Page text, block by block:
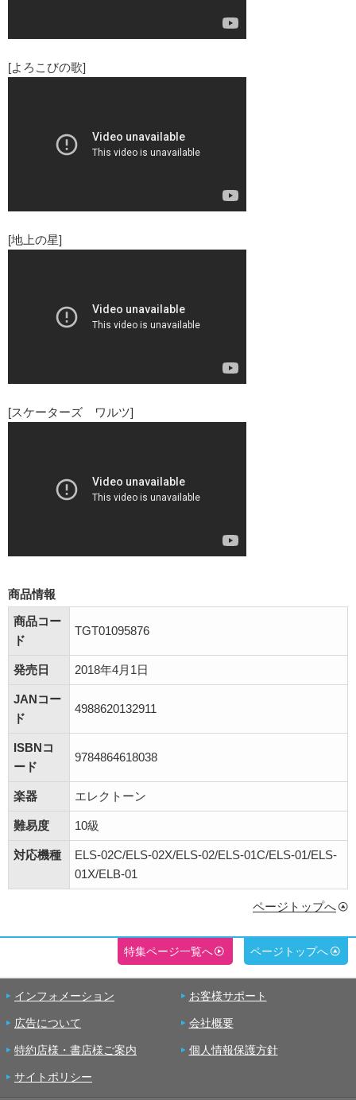
[よろこびの歌]
[地上の星]
[スケーターズ ワルツ]
商品情報
商品コー
ド
TGT01095876
発売日 2018年4月1日
JANコー
ド
4988620132911
ISBNコ
ード
9784864618038
楽器 エレクトーン
難易度 10級
対応機種
ELS-02C/ELS-02X/ELS-02/ELS-01C/ELS-01/ELS-
01X/ELB-01
ページトップへ
特集ページ一覧へ ページトップへ
インフォメーション お客様サポート
広告について 会社概要
特約店様・書店様ご案内 個人情報保護方針
サイトポリシー